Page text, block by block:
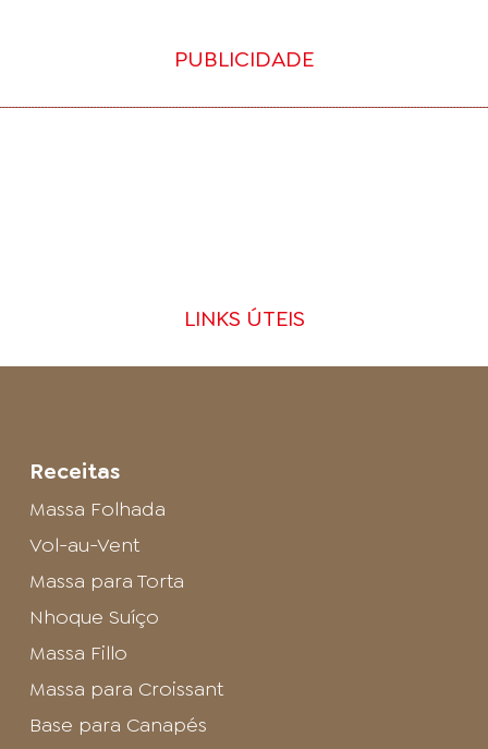
PUBLICIDADE
LINKS ÚTEIS
Receitas
Massa Folhada
Vol-au-Vent
Massa para Torta
Nhoque Suíço
Massa Fillo
Massa para Croissant
Base para Canapés